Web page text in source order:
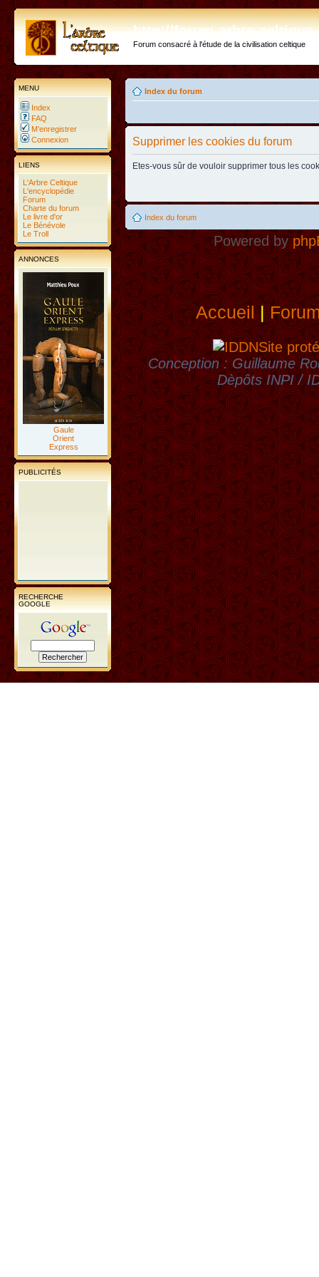
http://forum.arbre-
Forum consacré à l'étude de la civilisation celtique
MENU
Index
FAQ
M’enregistrer
Connexion
LIENS
L'Arbre Celtique
L'encyclopédie
Forum
Charte du forum
Le livre d'or
Le Bénévole
Le Troll
ANNONCES
Gaule
Orient
Express
PUBLICITÉS
RECHERCHE
GOOGLE
Index du forum
Supprimer les cookies du forum
Etes-vous sûr de vouloir supprimer tous les
Index du forum
Powered by
Accueil|
Site
Conception : Guillaume
Dèpôts INPI /